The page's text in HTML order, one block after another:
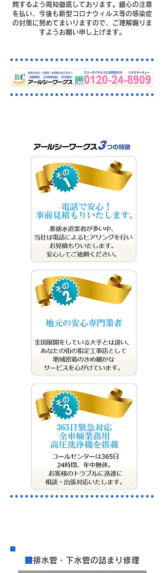
問するよう周知徹底しております。細心の注意
を払い、今後も新型コロナウィルス等の感染症
の対策に努めてまいりますので、ご理解賜りま
すようお願い申し上げます。
排水管・下水管の詰まり修理